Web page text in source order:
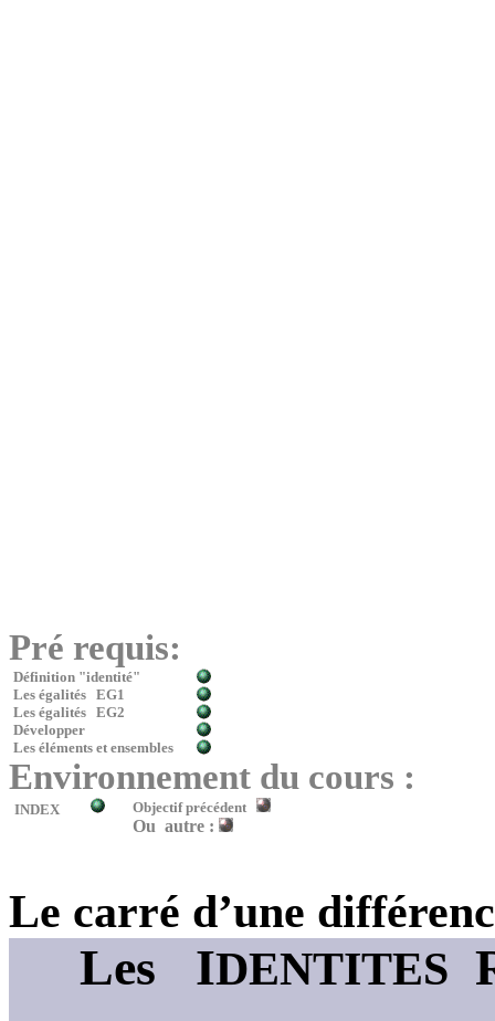
Pré requis:
Définition "identité"
Les égalités
EG1
Les égalités
EG2
Développer
Les éléments et ensembles
Environnement du cours :
INDEX Objectif précédent
Ou autre :
Le carré d’une
Les IDENTITES